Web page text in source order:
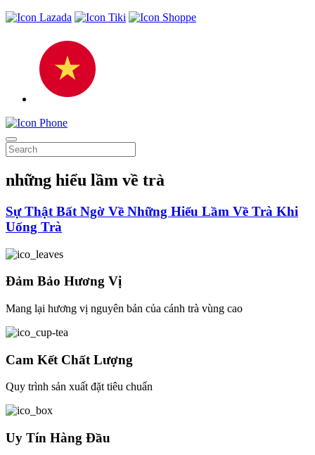
những hiểu lầm về trà
Sự Thật Bất Ngờ Về Những Hiểu Lầm Về Trà Khi
Uống Trà
Đảm Bảo Hương Vị
Mang lại hương vị nguyên bản của cánh trà vùng cao
Cam Kết Chất Lượng
Quy trình sản xuất đặt tiêu chuẩn
Uy Tín Hàng Đầu